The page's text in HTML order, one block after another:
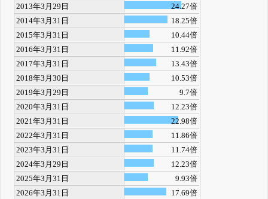
2013年3月29日
24.27倍
2014年3月31日
18.25倍
2015年3月31日
10.44倍
2016年3月31日
11.92倍
2017年3月31日
13.43倍
2018年3月30日
10.53倍
2019年3月29日
9.7倍
2020年3月31日
12.23倍
2021年3月31日
22.98倍
2022年3月31日
11.86倍
2023年3月31日
11.74倍
2024年3月29日
12.23倍
2025年3月31日
9.93倍
2026年3月31日
17.69倍